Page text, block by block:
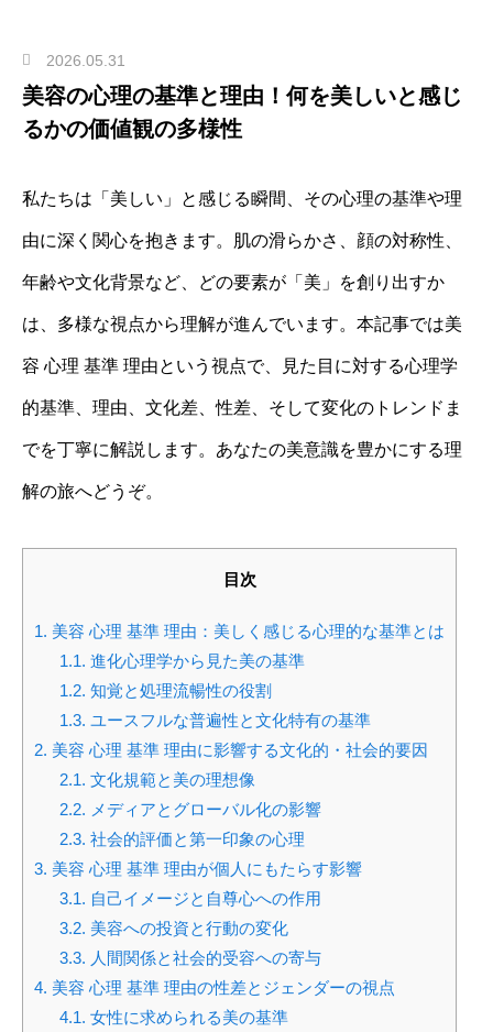
2026.05.31
美容の心理の基準と理由！何を美しいと感じ
るかの価値観の多様性
私たちは「美しい」と感じる瞬間、その心理の基準や理
由に深く関心を抱きます。肌の滑らかさ、顔の対称性、
年齢や文化背景など、どの要素が「美」を創り出すか
は、多様な視点から理解が進んでいます。本記事では美
容 心理 基準 理由という視点で、見た目に対する心理学
的基準、理由、文化差、性差、そして変化のトレンドま
でを丁寧に解説します。あなたの美意識を豊かにする理
解の旅へどうぞ。
目次
1. 美容 心理 基準 理由：美しく感じる心理的な基準とは
1.1. 進化心理学から見た美の基準
1.2. 知覚と処理流暢性の役割
1.3. ユースフルな普遍性と文化特有の基準
2. 美容 心理 基準 理由に影響する文化的・社会的要因
2.1. 文化規範と美の理想像
2.2. メディアとグローバル化の影響
2.3. 社会的評価と第一印象の心理
3. 美容 心理 基準 理由が個人にもたらす影響
3.1. 自己イメージと自尊心への作用
3.2. 美容への投資と行動の変化
3.3. 人間関係と社会的受容への寄与
4. 美容 心理 基準 理由の性差とジェンダーの視点
4.1. 女性に求められる美の基準